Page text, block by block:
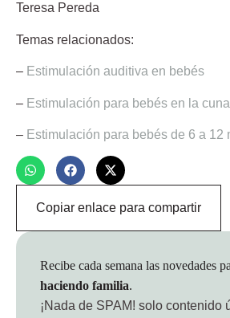
Teresa Pereda
Temas relacionados:
– Estimulación auditiva en bebés
– Estimulación para bebés en la cuna
– Estimulación para bebés de 6 a 12
Copiar enlace para compartir
Recibe cada semana las novedades
haciendo familia.
¡Nada de SPAM! solo contenido